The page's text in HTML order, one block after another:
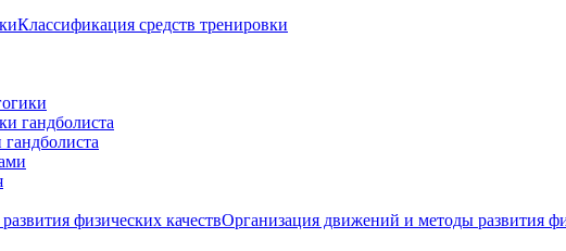
Классификация средств тренировки
гандболиста
Организация движений и методы развития